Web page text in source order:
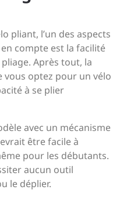
pliant, l’un des aspects
compte est la facilité
Après tout, la
optez pour un vélo
à se plier
avec un mécanisme
être facile à
pour les débutants.
aucun outil
le déplier.